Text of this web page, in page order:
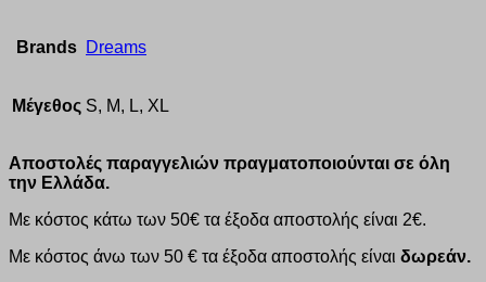
Brands Dreams
Μέγεθος S, M, L, XL
Αποστολές παραγγελιών πραγματοποιούνται σε όλη
την Ελλάδα.
Με κόστος κάτω των 50€ τα έξοδα αποστολής είναι 2€.
Με κόστος άνω των 50 € τα έξοδα αποστολής είναι δωρεάν.